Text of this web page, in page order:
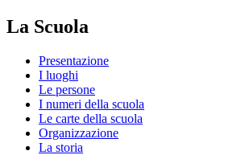
La Scuola
Presentazione
I luoghi
Le persone
I numeri della scuola
Le carte della scuola
Organizzazione
La storia